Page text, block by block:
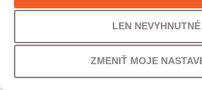
LEN NEVYHNUTNÉ
ZMENIŤ MOJE
VAŠA CENA
85,00€